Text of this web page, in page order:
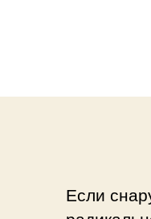
Если